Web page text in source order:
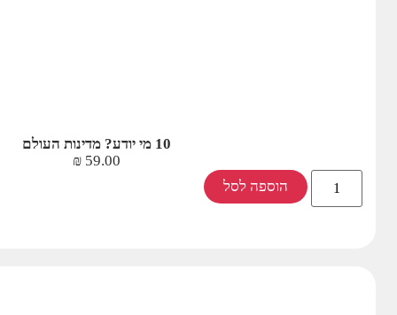
10 מי יודע? מדינות העולם
59.00
₪
הוספה לסל